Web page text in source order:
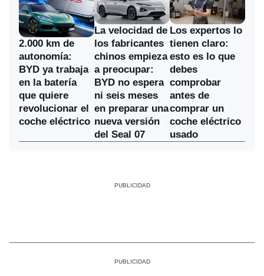
2.000 km de
autonomía:
BYD ya trabaja
en la batería
que quiere
revolucionar el
coche eléctrico
La velocidad de
los fabricantes
chinos empieza
a preocupar:
BYD no espera
ni seis meses
en preparar una
nueva versión
del Seal 07
Los expertos lo
tienen claro:
esto es lo que
debes
comprobar
antes de
comprar un
coche eléctrico
usado